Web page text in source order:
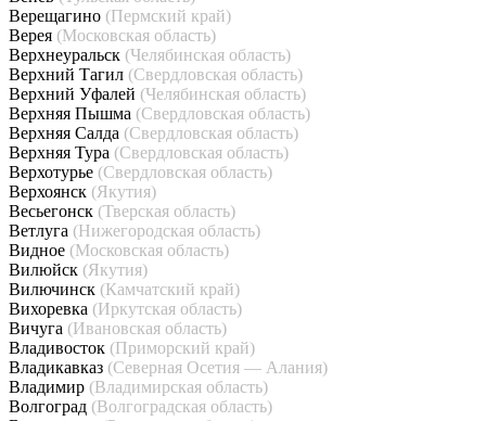
Верещагино (Пермский край)
Верея (Московская область)
Верхнеуральск (Челябинская область)
Верхний Тагил (Свердловская область)
Верхний Уфалей (Челябинская область)
Верхняя Пышма (Свердловская область)
Верхняя Салда (Свердловская область)
Верхняя Тура (Свердловская область)
Верхотурье (Свердловская область)
Верхоянск (Якутия)
Весьегонск (Тверская область)
Ветлуга (Нижегородская область)
Видное (Московская область)
Вилюйск (Якутия)
Вилючинск (Камчатский край)
Вихоревка (Иркутская область)
Вичуга (Ивановская область)
Владивосток (Приморский край)
Владикавказ (Северная Осетия — Алания)
Владимир (Владимирская область)
Волгоград (Волгоградская область)